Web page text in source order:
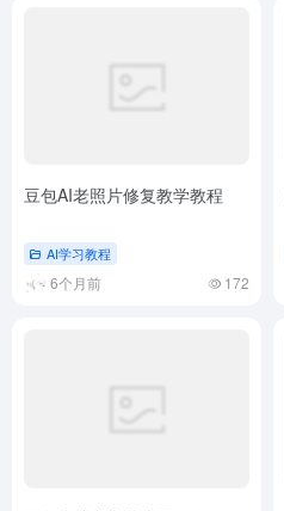
豆包AI老照片修复教学教程
AI学习教程
6个月前 172